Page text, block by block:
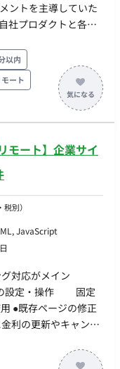
ントを主導していた
ンのポジションで
を分担しています。
のフロント担当者に
て、顧客へのヒアリ
善／新機能開発の要
指示、フォロー ・社
リリーススケジュー
ームワーク: Laravel,
PHPStorm, Node-
リング、運用ツール:
仕様にも触れる機会
ことができます。 ・
当できるので、顧客
がいにも繋がりま
以内
ート
モート】企業サイ
別）
JavaScript
対応がメイン
の設定・操作 固定
●既存ページの修正
利の更新やキャンペ
複製等が多い）